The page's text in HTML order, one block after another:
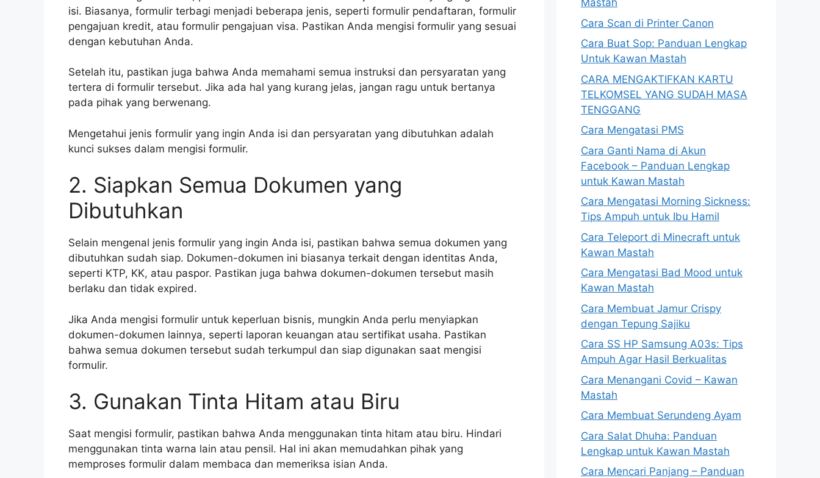
isi. Biasanya, formulir terbagi menjadi beberapa jenis, seperti formulir pendaftaran, formulir
pengajuan kredit, atau formulir pengajuan visa. Pastikan Anda mengisi formulir yang sesuai
dengan kebutuhan Anda.
Setelah itu, pastikan juga bahwa Anda memahami semua instruksi dan persyaratan yang
tertera di formulir tersebut. Jika ada hal yang kurang jelas, jangan ragu untuk bertanya
pada pihak yang berwenang.
Mengetahui jenis formulir yang ingin Anda isi dan persyaratan yang dibutuhkan adalah
kunci sukses dalam mengisi formulir.
2. Siapkan Semua Dokumen yang
Dibutuhkan
Selain mengenal jenis formulir yang ingin Anda isi, pastikan bahwa semua dokumen yang
dibutuhkan sudah siap. Dokumen-dokumen ini biasanya terkait dengan identitas Anda,
seperti KTP, KK, atau paspor. Pastikan juga bahwa dokumen-dokumen tersebut masih
berlaku dan tidak expired.
Jika Anda mengisi formulir untuk keperluan bisnis, mungkin Anda perlu menyiapkan
dokumen-dokumen lainnya, seperti laporan keuangan atau sertifikat usaha. Pastikan
bahwa semua dokumen tersebut sudah terkumpul dan siap digunakan saat mengisi
formulir.
3. Gunakan Tinta Hitam atau Biru
Saat mengisi formulir, pastikan bahwa Anda menggunakan tinta hitam atau biru. Hindari
menggunakan tinta warna lain atau pensil. Hal ini akan memudahkan pihak yang
memproses formulir dalam membaca dan memeriksa isian Anda.
Mastah
Cara Scan di Printer Canon
Cara Buat Sop: Panduan Lengkap
Untuk Kawan Mastah
CARA MENGAKTIFKAN KARTU
TELKOMSEL YANG SUDAH MASA
TENGGANG
Cara Mengatasi PMS
Cara Ganti Nama di Akun
Facebook – Panduan Lengkap
untuk Kawan Mastah
Cara Mengatasi Morning Sickness:
Tips Ampuh untuk Ibu Hamil
Cara Teleport di Minecraft untuk
Kawan Mastah
Cara Mengatasi Bad Mood untuk
Kawan Mastah
Cara Membuat Jamur Crispy
dengan Tepung Sajiku
Cara SS HP Samsung A03s: Tips
Ampuh Agar Hasil Berkualitas
Cara Menangani Covid – Kawan
Mastah
Cara Membuat Serundeng Ayam
Cara Salat Dhuha: Panduan
Lengkap untuk Kawan Mastah
Cara Mencari Panjang – Panduan